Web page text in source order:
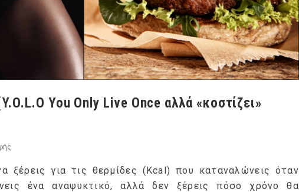
You Only Live Once αλλά «κοστίζει»
ξέρεις για τις θερμίδες (Kcal) που καταναλώνεις όταν
ένα αναψυκτικό, αλλά δεν ξέρεις πόσο χρόνο θα